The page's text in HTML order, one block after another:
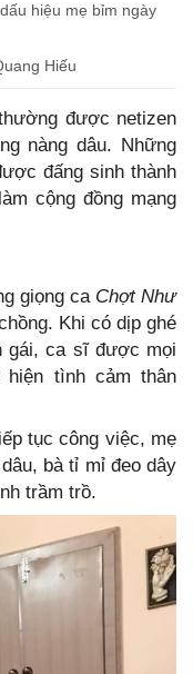
hiệu mẹ bỉm ngày
Hiếu
được netizen
nàng dâu. Những
đấng sinh thành
cộng đồng mạng
giọng ca Chợt Như
Khi có dịp ghé
gái, ca sĩ được mọi
tình cảm thân
tục công việc, mẹ
bà tỉ mỉ đeo dây
trầm trồ.